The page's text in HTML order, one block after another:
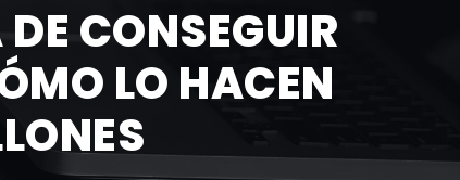
CONSEGUIR
LO HACEN